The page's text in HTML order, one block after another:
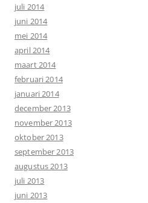
juli 2014
juni 2014
mei 2014
april 2014
maart 2014
februari 2014
januari 2014
december 2013
november 2013
oktober 2013
september 2013
augustus 2013
juli 2013
juni 2013